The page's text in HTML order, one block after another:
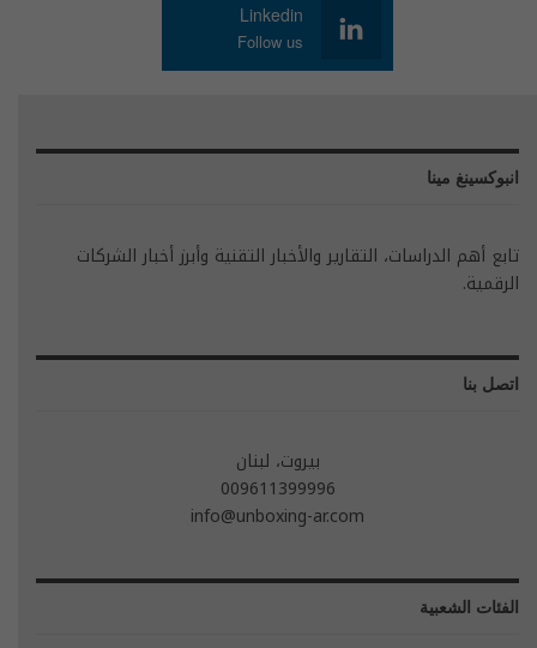
Linkedin
Follow us
انبوكسينغ مينا
تابع أهم الدراسات، التقارير والأخبار التقنية وأبرز أخبار الشركات
الرقمية.
اتصل بنا
بيروت، لبنان
009611399996
info@unboxing-ar.com
الفئات الشعبية